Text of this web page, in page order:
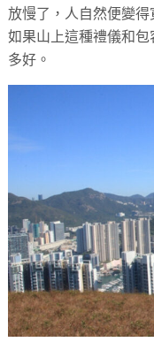
放慢了，人自然便變得
如果山上這種禮儀和
多好。